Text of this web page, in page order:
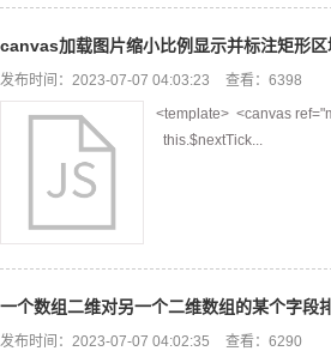
canvas加载图片缩小比例显示并标注矩形
发布时间：2023-07-07 04:03:23
查看：6398
<template> <canvas
this.$nextTick...
一个数组二维对另一个二维数组的某个字段
发布时间：2023-07-07 04:02:35
查看：6290